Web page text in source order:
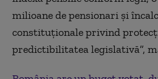
milioane de pensionari și
constituționale privind
predictibilitatea legislativă”,